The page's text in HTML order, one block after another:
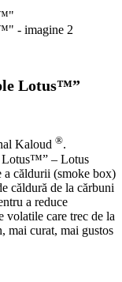
Lotus™”
Kaloud ®.
Lotus™” – Lotus
a căldurii (smoke box)
căldură de la cărbuni
a reduce
volatile care trec de la
mai curat, mai gustos